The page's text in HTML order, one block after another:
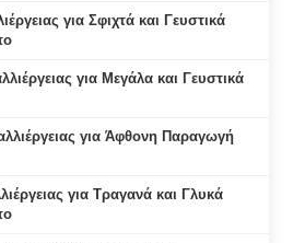
για Σφιχτά και Γευστικά
για Μεγάλα και Γευστικά
για Άφθονη Παραγωγή
για Τραγανά και Γλυκά